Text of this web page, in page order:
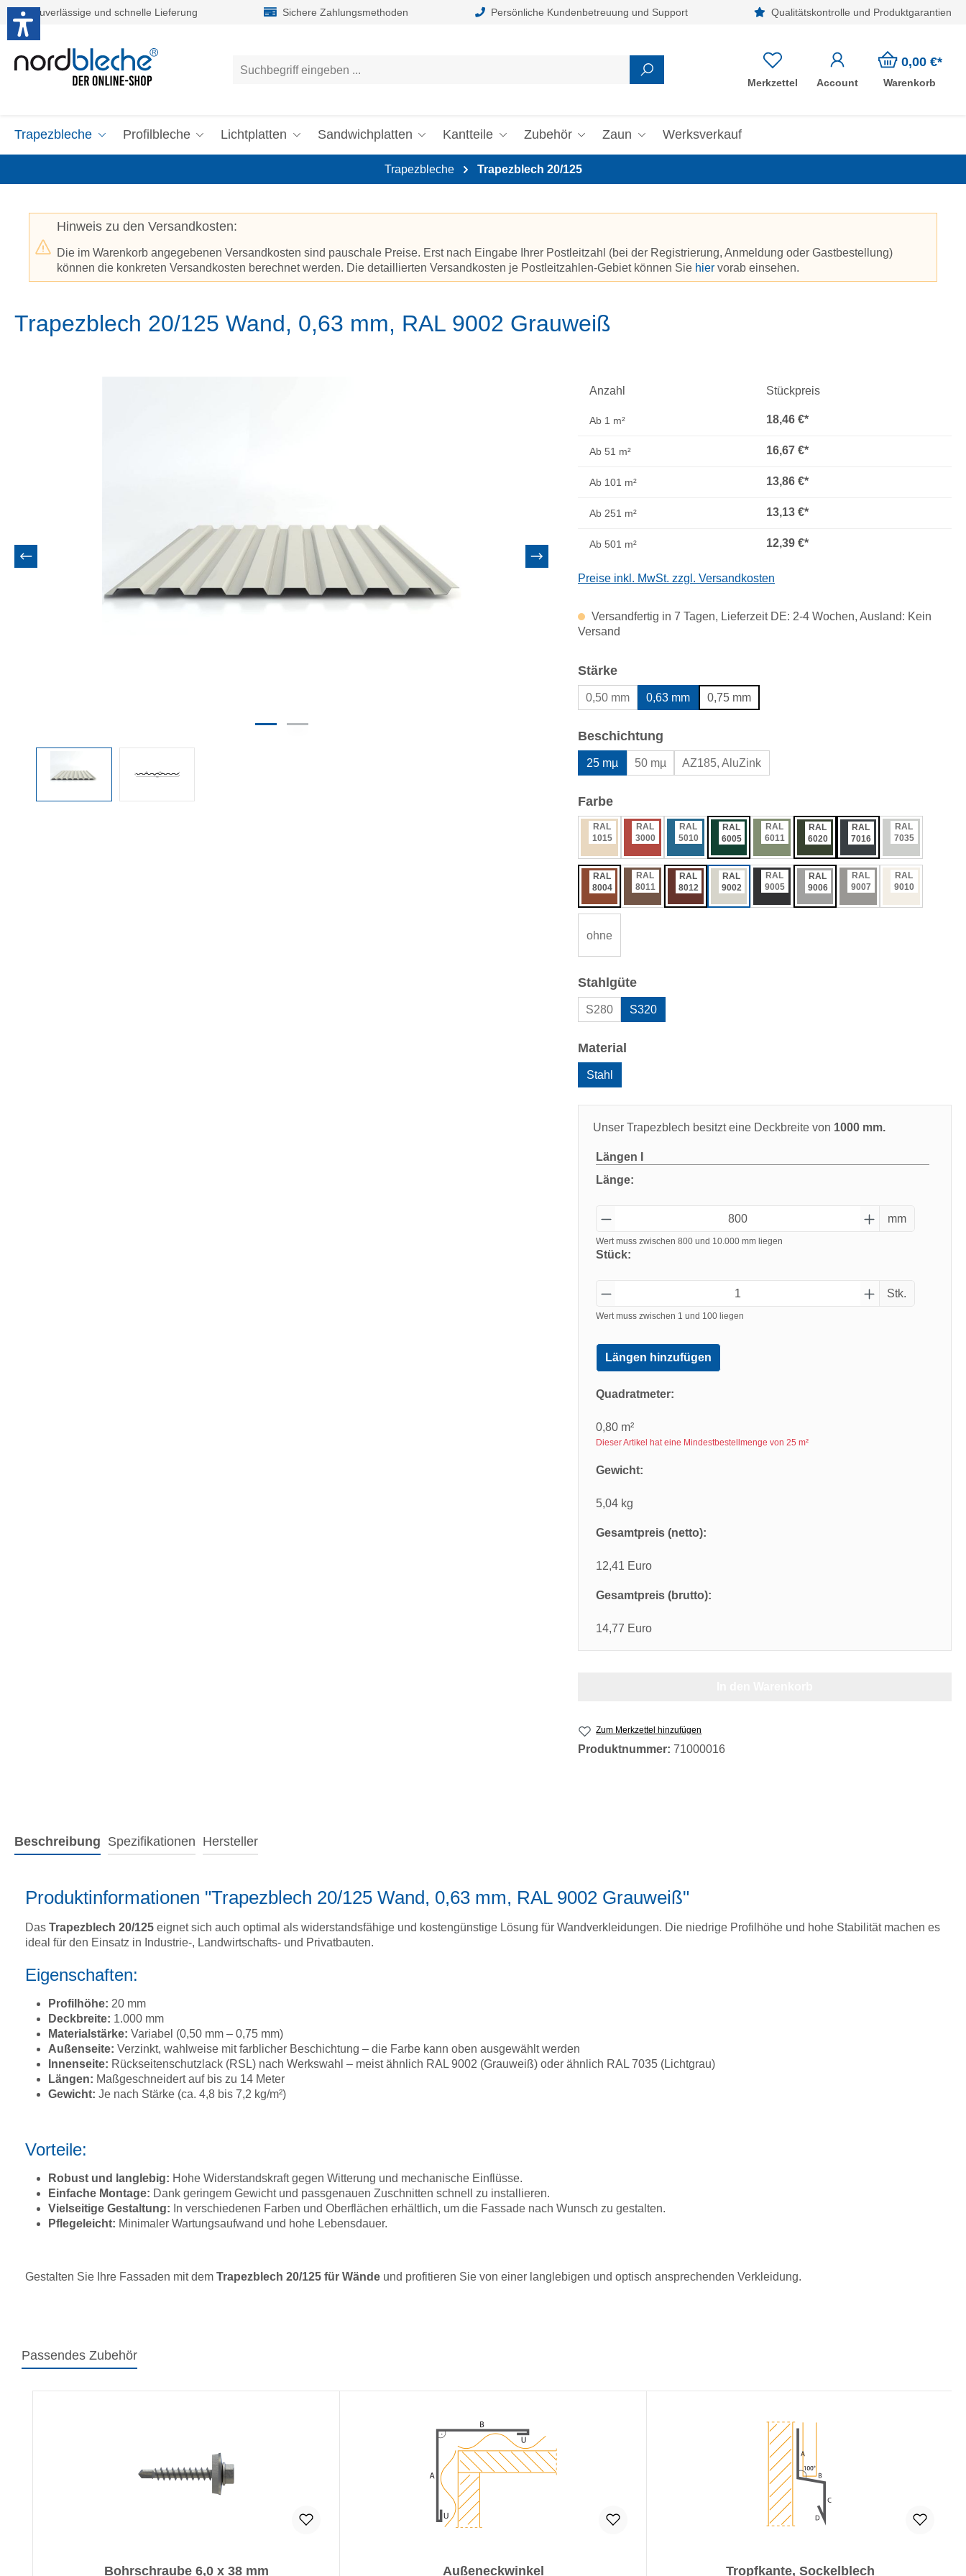
Hauptinhalt springen
Zur Suche springen
Zuverlässige und schnelle Lieferung Sichere Zahlungsmethoden Persönliche Kundenbetreuung und Support Qualitätskontrolle und Produktgarantien
Merkzettel Account
0,00 €*
Warenkorb
Trapezbleche Profilbleche Lichtplatten Sandwichplatten Kantteile Zubehör Zaun Werksverkauf
Trapezbleche Trapezblech 20/125
Hinweis zu den Versandkosten:
Die im Warenkorb angegebenen Versandkosten sind pauschale Preise. Erst nach Eingabe Ihrer Postleitzahl (bei der Registrierung, Anmeldung oder Gastbestellung)
können die konkreten Versandkosten berechnet werden. Die detaillierten Versandkosten je Postleitzahlen-Gebiet können Sie hier vorab einsehen.
Trapezblech 20/125 Wand, 0,63 mm, RAL 9002 Grauweiß
Anzahl Stückpreis
Ab 1 m² 18,46 €*
Ab 51 m² 16,67 €*
Ab 101 m² 13,86 €*
Ab 251 m² 13,13 €*
Ab 501 m² 12,39 €*
Preise inkl. MwSt. zzgl. Versandkosten
Versandfertig in 7 Tagen, Lieferzeit DE: 2-4 Wochen, Ausland: Kein
Versand
Stärkeauswählen
0,50 mm 0,63 mm 0,75 mm
Beschichtung
25 mµ 50 mµ AZ185, AluZink
Farbeauswählen
RAL
1015
RAL
3000
RAL
5010
RAL
6005
RAL
6011
RAL
6020
RAL
7016
RAL
7035
RAL
8004
RAL
8011
RAL
8012
RAL
9002
RAL
9005
RAL
9006
RAL
9007
RAL
9010
ohne
Stahlgüteauswählen
S280 S320
Material
Stahl
Unser Trapezblech besitzt eine Deckbreite von 1000 mm.
Längen
Länge:
mm
Wert muss zwischen 800 und 10.000 mm liegen
Stück:
Stk.
Wert muss zwischen 1 und 100 liegen
Längen hinzufügen
Quadratmeter:
0,80 m²
Dieser Artikel hat eine Mindestbestellmenge von 25 m²
Gewicht:
5,04 kg
Gesamtpreis (netto):
12,41 Euro
Gesamtpreis (brutto):
14,77 Euro
Zum Merkzettel hinzufügen
Produktnummer: 71000016
Beschreibung Spezifikationen Hersteller
Produktinformationen "Trapezblech 20/125 Wand, 0,63 mm, RAL 9002 Grauweiß"
Das Trapezblech 20/125 eignet sich auch optimal als widerstandsfähige und kostengünstige Lösung für Wandverkleidungen. Die niedrige Profilhöhe und hohe Stabilität machen es
ideal für den Einsatz in Industrie-, Landwirtschafts- und Privatbauten.
Eigenschaften:
Profilhöhe: 20 mm
Deckbreite: 1.000 mm
Materialstärke: Variabel (0,50 mm – 0,75 mm)
Außenseite: Verzinkt, wahlweise mit farblicher Beschichtung – die Farbe kann oben ausgewählt werden
Innenseite: Rückseitenschutzlack (RSL) nach Werkswahl – meist ähnlich RAL 9002 (Grauweiß) oder ähnlich RAL 7035 (Lichtgrau)
Längen: Maßgeschneidert auf bis zu 14 Meter
Gewicht: Je nach Stärke (ca. 4,8 bis 7,2 kg/m²)
Vorteile:
Robust und langlebig: Hohe Widerstandskraft gegen Witterung und mechanische Einflüsse.
Einfache Montage: Dank geringem Gewicht und passgenauen Zuschnitten schnell zu installieren.
Vielseitige Gestaltung: In verschiedenen Farben und Oberflächen erhältlich, um die Fassade nach Wunsch zu gestalten.
Pflegeleicht: Minimaler Wartungsaufwand und hohe Lebensdauer.
Gestalten Sie Ihre Fassaden mit dem Trapezblech 20/125 für Wände und profitieren Sie von einer langlebigen und optisch ansprechenden Verkleidung.
Passendes Zubehör
Bohrschraube 6,0 x 38 mm Außeneckwinkel Tropfkante, Sockelblech